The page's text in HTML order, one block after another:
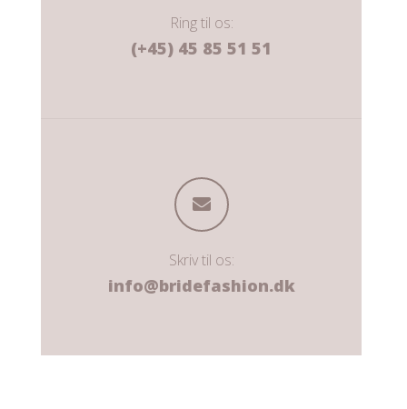
Ring til os:
(+45) 45 85 51 51
Skriv til os:
info@bridefashion.dk